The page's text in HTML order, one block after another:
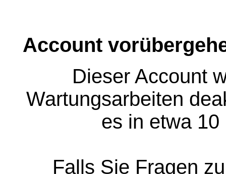
Account
Dieser Account
Wartungsarbeiten
es in etwa
Falls Sie Fragen